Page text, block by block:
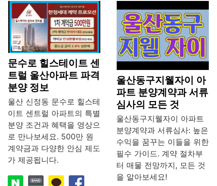
문수로 힐스테이트 센
트럴 울산아파트 파격
분양 정보
울산 신정동 문수로 힐스테
이트 센트럴 아파트의 특별
분양 조건과 혜택을 영상으
로 만나보세요. 500만 원
계약금과 다양한 안심 제도
가 제공됩니다.
울산동구지웰자이 아
파트 분양계약과 서류
심사의 모든 것
울산동구지웰자이 아파트
분양계약과 서류심사: 높은
수익을 꿈꾸는 이들을 위한
필수 가이드. 계약 절차부
터 매물 전망까지, 모든 것
을 알아보세요!